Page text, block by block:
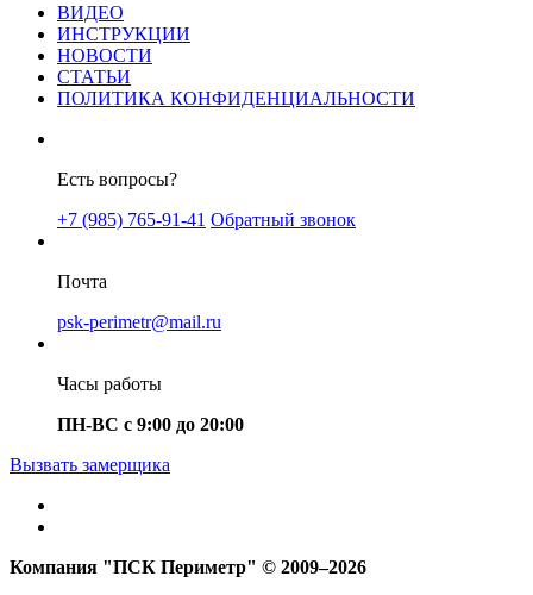
ВИДЕО
ИНСТРУКЦИИ
НОВОСТИ
СТАТЬИ
ПОЛИТИКА КОНФИДЕНЦИАЛЬНОСТИ
Есть вопросы?
+7 (985) 765-91-41 Обратный звонок
Почта
psk-perimetr@mail.ru
Часы работы
ПН-ВС с 9:00 до 20:00
Вызвать замерщика
Компания "ПСК Периметр" © 2009–2026